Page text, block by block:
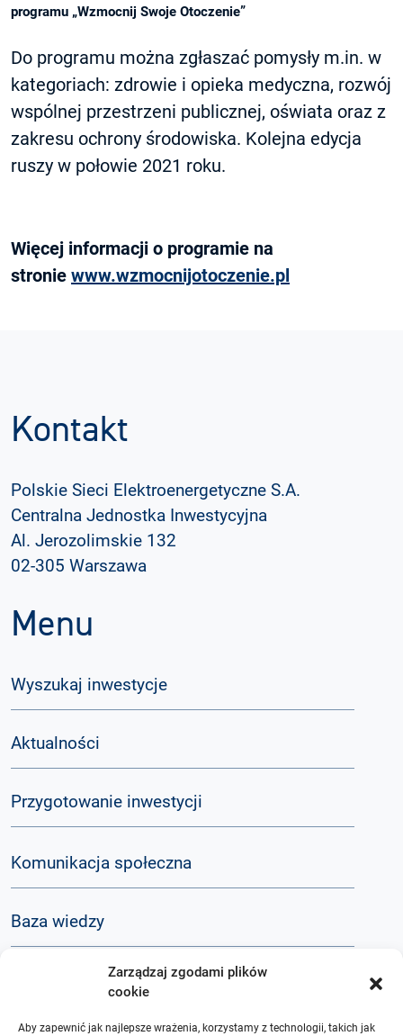
Zarządzaj zgodami plików
cookie
Aby zapewnić jak najlepsze wrażenia, korzystamy z technologii, takich jak
programu „Wzmocnij Swoje Otoczenie”
Do programu można zgłaszać pomysły m.in. w
kategoriach: zdrowie i opieka medyczna, rozwój
wspólnej przestrzeni publicznej, oświata oraz z
zakresu ochrony środowiska. Kolejna edycja
ruszy w połowie 2021 roku.
Więcej informacji o programie na
stronie www.wzmocnijotoczenie.pl
Kontakt
Polskie Sieci Elektroenergetyczne S.A.
Centralna Jednostka Inwestycyjna
Al. Jerozolimskie 132
02-305 Warszawa
Menu
Wyszukaj inwestycje
Aktualności
Przygotowanie inwestycji
Komunikacja społeczna
Baza wiedzy